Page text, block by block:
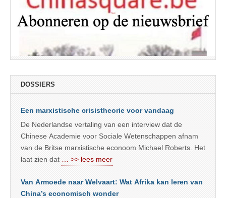
DOSSIERS
Een marxistische crisistheorie voor vandaag
De Nederlandse vertaling van een interview dat de
Chinese Academie voor Sociale Wetenschappen afnam
van de Britse marxistische econoom Michael Roberts. Het
laat zien dat
… >> lees meer
Van Armoede naar Welvaart: Wat Afrika kan leren van
China’s economisch wonder